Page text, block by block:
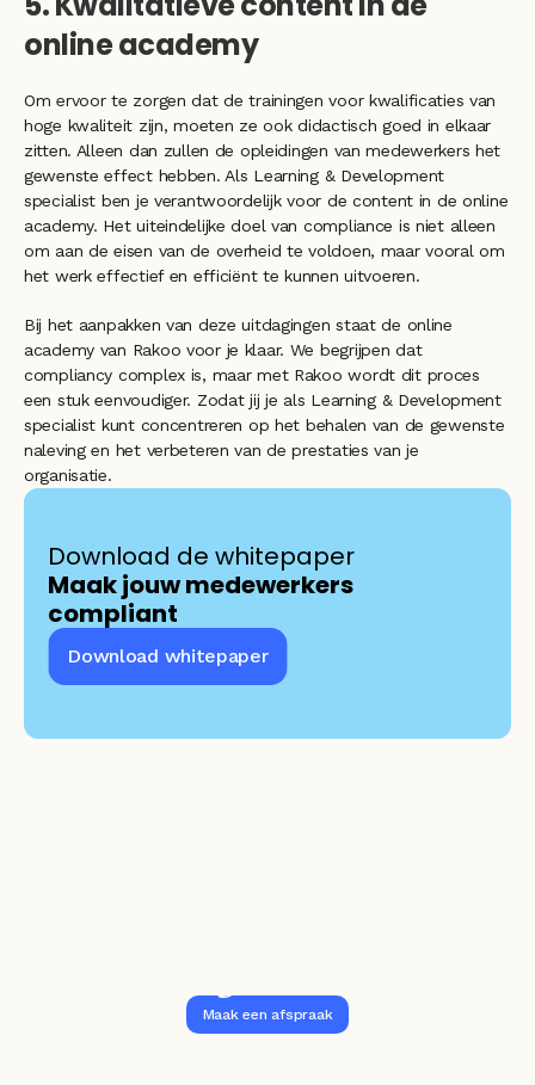
online academy
Om ervoor te zorgen dat de trainingen voor kwalificaties van
hoge kwaliteit zijn, moeten ze ook didactisch goed in elkaar
zitten. Alleen dan zullen de opleidingen van medewerkers het
gewenste effect hebben. Als Learning & Development
specialist ben je verantwoordelijk voor de content in de online
academy. Het uiteindelijke doel van compliance is niet alleen
om aan de eisen van de overheid te voldoen, maar vooral om
het werk effectief en efficiënt te kunnen uitvoeren.
Bij het aanpakken van deze uitdagingen staat de online
academy van Rakoo voor je klaar. We begrijpen dat
compliancy complex is, maar met Rakoo wordt dit proces
een stuk eenvoudiger. Zodat jij je als Learning & Development
specialist kunt concentreren op het behalen van de gewenste
naleving en het verbeteren van de prestaties van je
organisatie.
Download de whitepaper
Maak jouw medewerkers
compliant
Download whitepaper
Maak een afspraak